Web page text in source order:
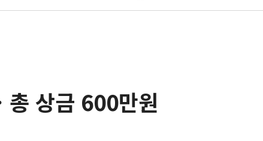
상금 600만원